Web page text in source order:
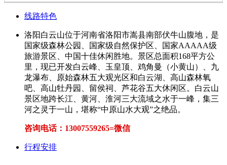
线路特色
洛阳白云山位于河南省洛阳市嵩县南部伏牛山腹地，是
国家级森林公园、国家级自然保护区、国家AAAAA级
旅游景区、中国十佳休闲胜地。景区总面积168平方公
里，现已开发白云峰、玉皇顶、鸡角曼（小黄山）、九
龙瀑布、原始森林五大观光区和白云湖、高山森林氧
吧、高山牡丹园、留侯祠、芦花谷五大休闲区。白云山
景区地跨长江、黄河、淮河三大流域之水于一峰，集三
河之灵于一山，堪称“中原山水大观”之绝品。
咨询电话：13007559265=微信
行程安排